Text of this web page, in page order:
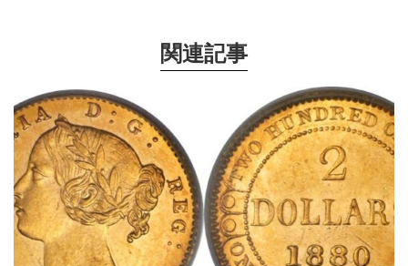
関連記事